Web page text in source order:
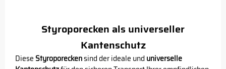
Styroporecken als universeller
Kantenschutz
Diese Styroporeckensind der ideale und universelle